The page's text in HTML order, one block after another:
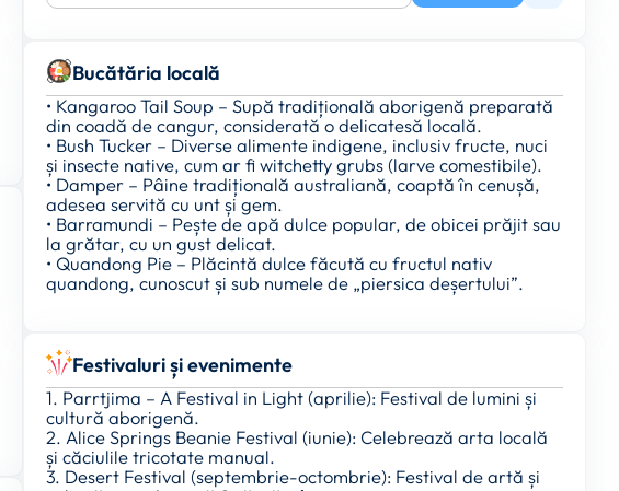
Bucătăria locală
• Kangaroo Tail Soup – Supă tradițională aborigenă preparată
din coadă de cangur, considerată o delicatesă locală.
• Bush Tucker – Diverse alimente indigene, inclusiv fructe, nuci
și insecte native, cum ar fi witchetty grubs (larve comestibile).
• Damper – Pâine tradițională australiană, coaptă în cenușă,
adesea servită cu unt și gem.
• Barramundi – Pește de apă dulce popular, de obicei prăjit sau
la grătar, cu un gust delicat.
• Quandong Pie – Plăcintă dulce făcută cu fructul nativ
quandong, cunoscut și sub numele de „piersica deșertului”.
Festivaluri și evenimente
1. Parrtjima – A Festival in Light (aprilie): Festival de lumini și
cultură aborigenă.
2. Alice Springs Beanie Festival (iunie): Celebrează arta locală
și căciulile tricotate manual.
3. Desert Festival (septembrie-octombrie): Festival de artă și